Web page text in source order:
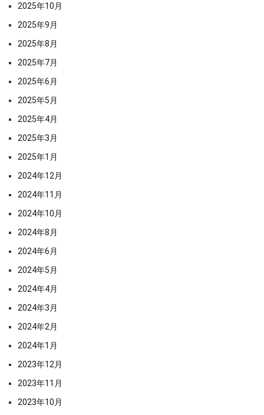
2025年10月
2025年9月
2025年8月
2025年7月
2025年6月
2025年5月
2025年4月
2025年3月
2025年1月
2024年12月
2024年11月
2024年10月
2024年8月
2024年6月
2024年5月
2024年4月
2024年3月
2024年2月
2024年1月
2023年12月
2023年11月
2023年10月